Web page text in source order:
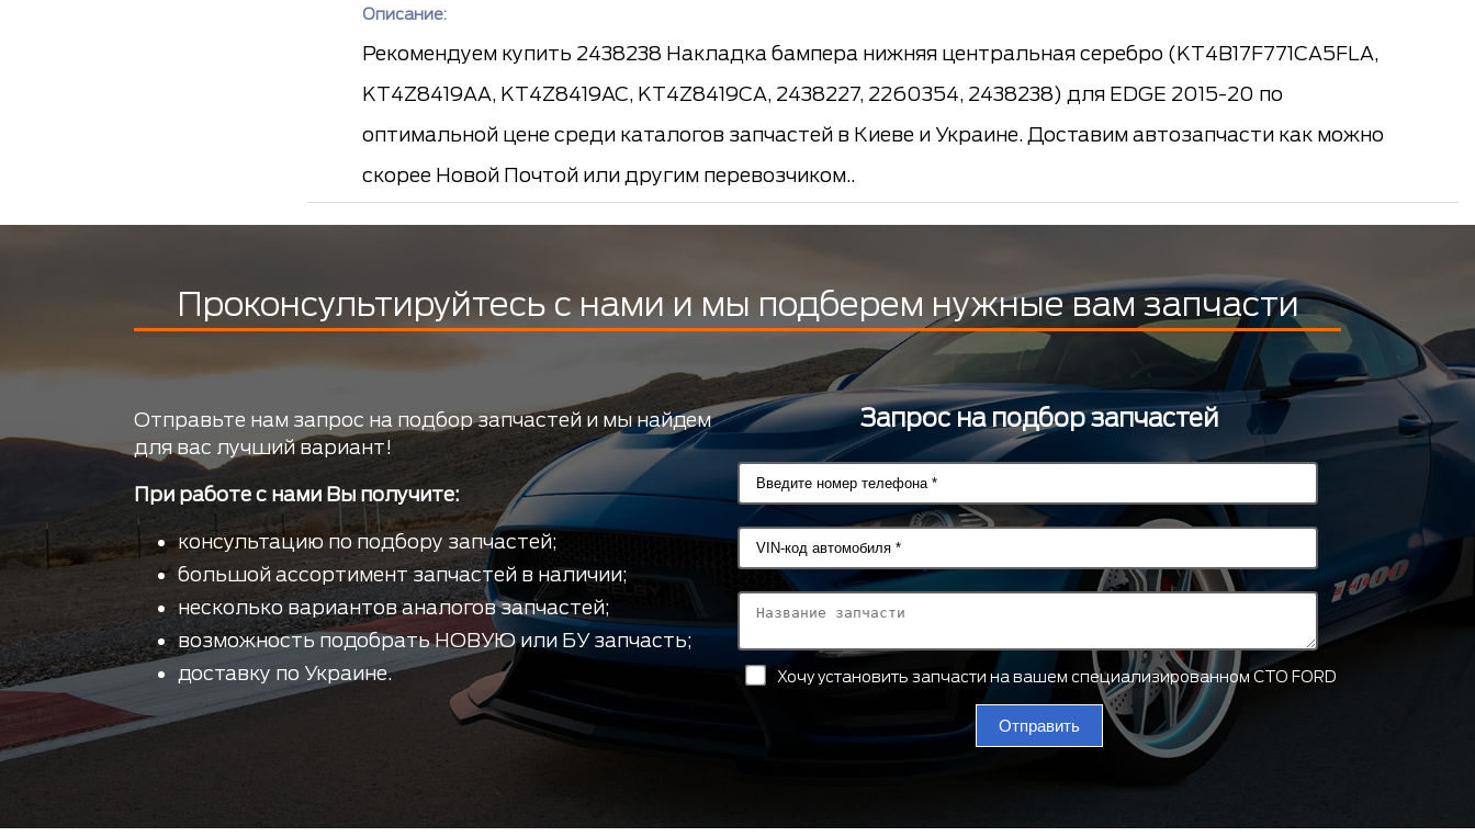
Описание:
Рекомендуем купить 2438238 Накладка бампера нижняя центральная серебро (KT4B17F771CA5FLA,
KT4Z8419AA, KT4Z8419AC, KT4Z8419CA, 2438227, 2260354, 2438238) для EDGE 2015-20 по
оптимальной цене среди каталогов запчастей в Киеве и Украине. Доставим автозапчасти как можно
скорее Новой Почтой или другим перевозчиком..
Проконсультируйтесь с нами и мы подберем нужные вам запчасти
Отправьте нам запрос на подбор запчастей и мы найдем
для вас лучший вариант!
При работе с нами Вы получите:
консультацию по подбору запчастей;
большой ассортимент запчастей в наличии;
несколько вариантов аналогов запчастей;
возможность подобрать НОВУЮ или БУ запчасть;
доставку по Украине.
Запрос на подбор запчастей
Хочу установить запчасти на вашем специализированном СТО FORD
Отправить